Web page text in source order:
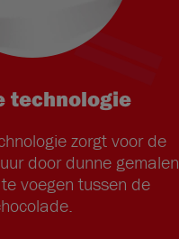
technologie
zorgt voor de
door dunne gemalen
voegen tussen de